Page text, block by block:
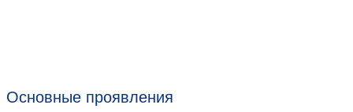
Основные проявления